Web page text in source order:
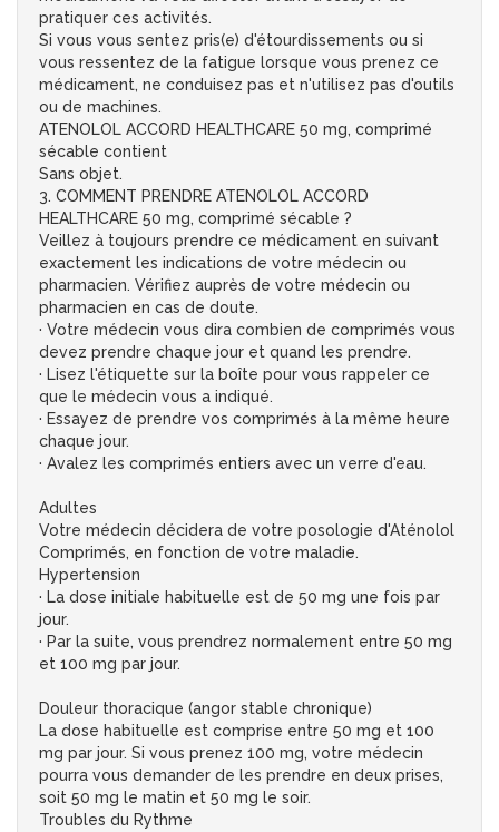
pratiquer ces activités.
Si vous vous sentez pris(e) d'étourdissements ou si
vous ressentez de la fatigue lorsque vous prenez ce
médicament, ne conduisez pas et n'utilisez pas d'outils
ou de machines.
ATENOLOL ACCORD HEALTHCARE 50 mg, comprimé
sécable contient
Sans objet.
3. COMMENT PRENDRE ATENOLOL ACCORD
HEALTHCARE 50 mg, comprimé sécable ?
Veillez à toujours prendre ce médicament en suivant
exactement les indications de votre médecin ou
pharmacien. Vérifiez auprès de votre médecin ou
pharmacien en cas de doute.
· Votre médecin vous dira combien de comprimés vous
devez prendre chaque jour et quand les prendre.
· Lisez l'étiquette sur la boîte pour vous rappeler ce
que le médecin vous a indiqué.
· Essayez de prendre vos comprimés à la même heure
chaque jour.
· Avalez les comprimés entiers avec un verre d'eau.
Adultes
Votre médecin décidera de votre posologie d'Aténolol
Comprimés, en fonction de votre maladie.
Hypertension
· La dose initiale habituelle est de 50 mg une fois par
jour.
· Par la suite, vous prendrez normalement entre 50 mg
et 100 mg par jour.
Douleur thoracique (angor stable chronique)
La dose habituelle est comprise entre 50 mg et 100
mg par jour. Si vous prenez 100 mg, votre médecin
pourra vous demander de les prendre en deux prises,
soit 50 mg le matin et 50 mg le soir.
Troubles du Rythme